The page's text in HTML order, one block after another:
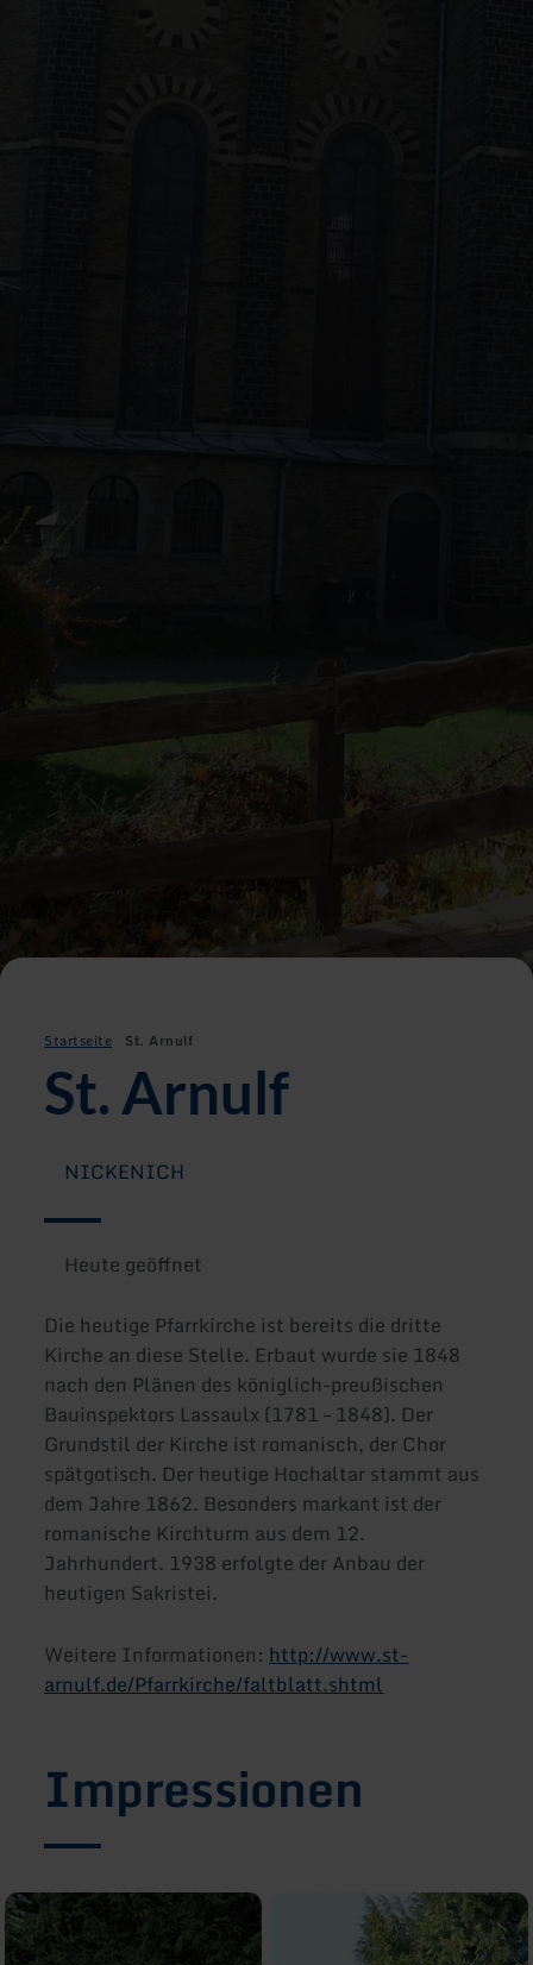
Startseite St. Arnulf
St. Arnulf
NICKENICH
Heute geöffnet
Die heutige Pfarrkirche ist bereits die dritte
Kirche an diese Stelle. Erbaut wurde sie 1848
nach den Plänen des königlich-preußischen
Bauinspektors Lassaulx (1781 – 1848). Der
Grundstil der Kirche ist romanisch, der Chor
spätgotisch. Der heutige Hochaltar stammt aus
dem Jahre 1862. Besonders markant ist der
romanische Kirchturm aus dem 12.
Jahrhundert. 1938 erfolgte der Anbau der
heutigen Sakristei.
Weitere Informationen: http://www.st-
arnulf.de/Pfarrkirche/faltblatt.shtml
Impressionen